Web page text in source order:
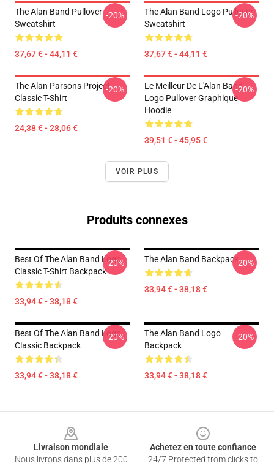
The Alan Band Pullover
Sweatshirt
37,67 € - 44,11 €
-20%
The Alan Band Logo Pullover
Sweatshirt
37,67 € - 44,11 €
-20%
The Alan Parsons Project
Classic T-Shirt
24,38 € - 28,06 €
-20%
Le Meilleur De L'Alan Band
Logo Pullover Graphique
Hoodie
39,51 € - 45,95 €
-20%
VOIR PLUS
Produits connexes
Best Of The Alan Band Logo
Classic T-Shirt Backpack
33,94 € - 38,18 €
-20% The Alan Band Backpack
33,94 € - 38,18 €
-20%
Best Of The Alan Band Logo
Classic Backpack
33,94 € - 38,18 €
-20%
The Alan Band Logo
Backpack
33,94 € - 38,18 €
-20%
Livraison mondiale
Nous livrons dans plus de 200
Achetez en toute confiance
24/7 Protected from clicks to